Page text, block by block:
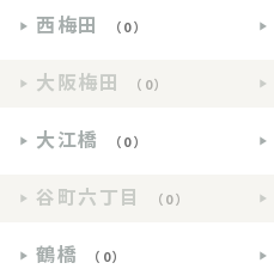
西梅田 （0）
大阪梅田 （0）
大江橋 （0）
谷町六丁目 （0）
鶴橋 （0）